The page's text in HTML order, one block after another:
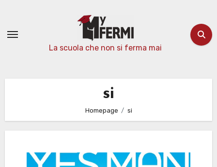
contenuto
La scuola che non si ferma mai
si
Homepage si